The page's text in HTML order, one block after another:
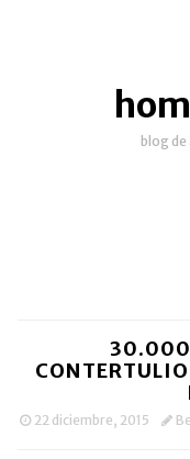
blog
22 diciembre, 2015